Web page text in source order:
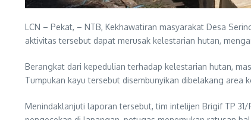
LCN – Pekat, – NTB, Kekhawatiran masyarakat Desa
aktivitas tersebut dapat merusak kelestarian hutan,
Berangkat dari kepedulian terhadap kelestarian hutan,
Tumpukan kayu tersebut disembunyikan dibelakang area
Menindaklanjuti laporan tersebut, tim intelijen Brigif TP